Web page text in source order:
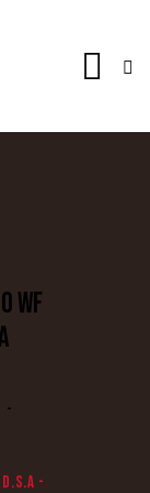
WF
-